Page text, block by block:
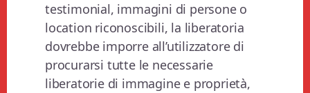
testimonial, immagini di persone o
location riconoscibili, la liberatoria
dovrebbe imporre all’utilizzatore di
procurarsi tutte le necessarie
liberatorie di immagine e proprietà,